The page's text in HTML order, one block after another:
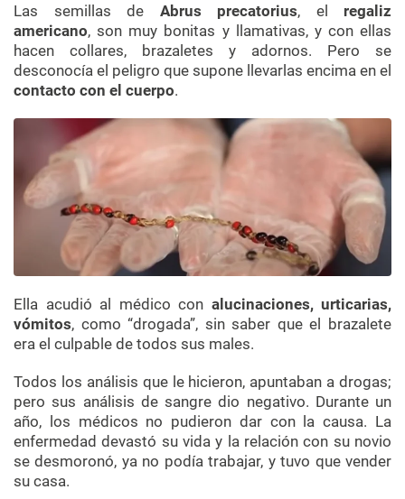
Las semillas de Abrus precatorius, el regaliz
americano, son muy bonitas y llamativas, y con ellas
hacen collares, brazaletes y adornos. Pero se
desconocía el peligro que supone llevarlas encima en el
contacto con el cuerpo.
Ella acudió al médico con alucinaciones, urticarias,
vómitos, como “drogada”, sin saber que el brazalete
era el culpable de todos sus males.
Todos los análisis que le hicieron, apuntaban a drogas;
pero sus análisis de sangre dio negativo. Durante un
año, los médicos no pudieron dar con la causa. La
enfermedad devastó su vida y la relación con su novio
se desmoronó, ya no podía trabajar, y tuvo que vender
su casa.